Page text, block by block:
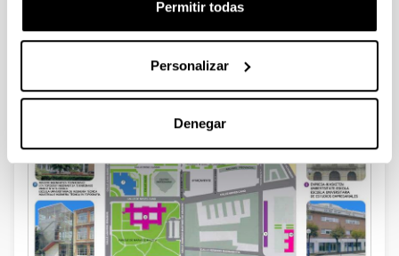
Permitir todas
Personalizar
Denegar